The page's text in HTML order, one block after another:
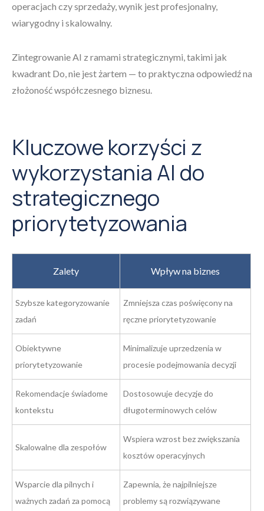
operacjach czy sprzedaży, wynik jest profesjonalny,
wiarygodny i skalowalny.
Zintegrowanie AI z ramami strategicznymi, takimi jak
kwadrant Do, nie jest żartem — to praktyczna odpowiedź na
złożoność współczesnego biznesu.
Kluczowe korzyści z
wykorzystania AI do
strategicznego
priorytetyzowania
Zalety Wpływ na biznes
Szybsze kategoryzowanie
zadań
Zmniejsza czas poświęcony na
ręczne priorytetyzowanie
Obiektywne
priorytetyzowanie
Minimalizuje uprzedzenia w
procesie podejmowania decyzji
Rekomendacje świadome
kontekstu
Dostosowuje decyzje do
długoterminowych celów
Skalowalne dla zespołów
Wspiera wzrost bez zwiększania
kosztów operacyjnych
Wsparcie dla pilnych i
ważnych zadań za pomocą
Zapewnia, że najpilniejsze
problemy są rozwiązywane